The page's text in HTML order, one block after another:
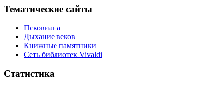
Тематические сайты
Псковиана
Дыхание веков
Книжные памятники
Сеть библиотек Vivaldi
Статистика